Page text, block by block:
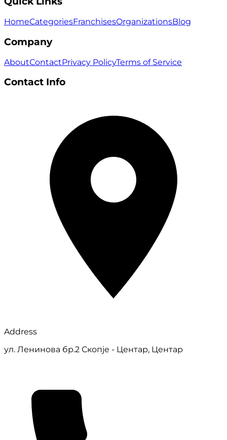
HomeCategoriesFranchisesOrganizationsBlog
Company
AboutContactPrivacy PolicyTerms of Service
Contact Info
Address
ул. Ленинова бр.2 Скопје - Центар, Центар